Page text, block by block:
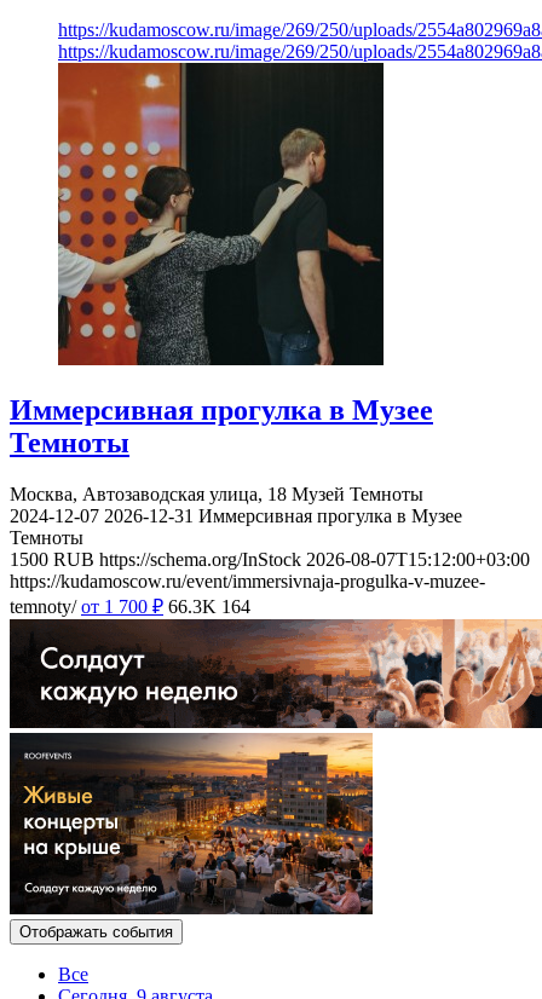
https://kudamoscow.ru/image/269/250/uploads/
https://kudamoscow.ru/image/269/250/uploads/
Иммерсивная прогулка в Музее
Темноты
Москва, Автозаводская улица, 18 Музей Темноты
2024-12-07 2026-12-31 Иммерсивная прогулка в Музее
Темноты
1500 RUB https://schema.org/InStock 2026-08-07T15:12:00+03:00
https://kudamoscow.ru/event/immersivnaja-progulka-v-muzee-
temnoty/ от 1 700 ₽ 66.3K 164
Отображать события
Все